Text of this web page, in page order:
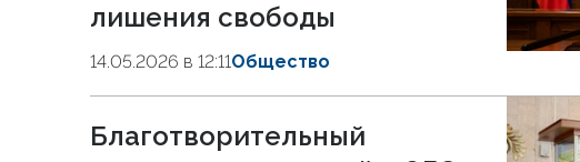
лишения свободы
14.05.2026 в 12:11Общество
Благотворительный